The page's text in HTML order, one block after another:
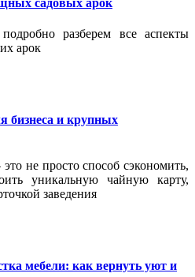
разберем все аспекты
арок
бизнеса и крупных
не просто способ сэкономить,
уникальную чайную карту,
заведения
мебели: как вернуть уют и